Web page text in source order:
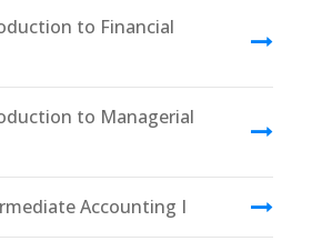
to Financial
to Managerial
Accounting I